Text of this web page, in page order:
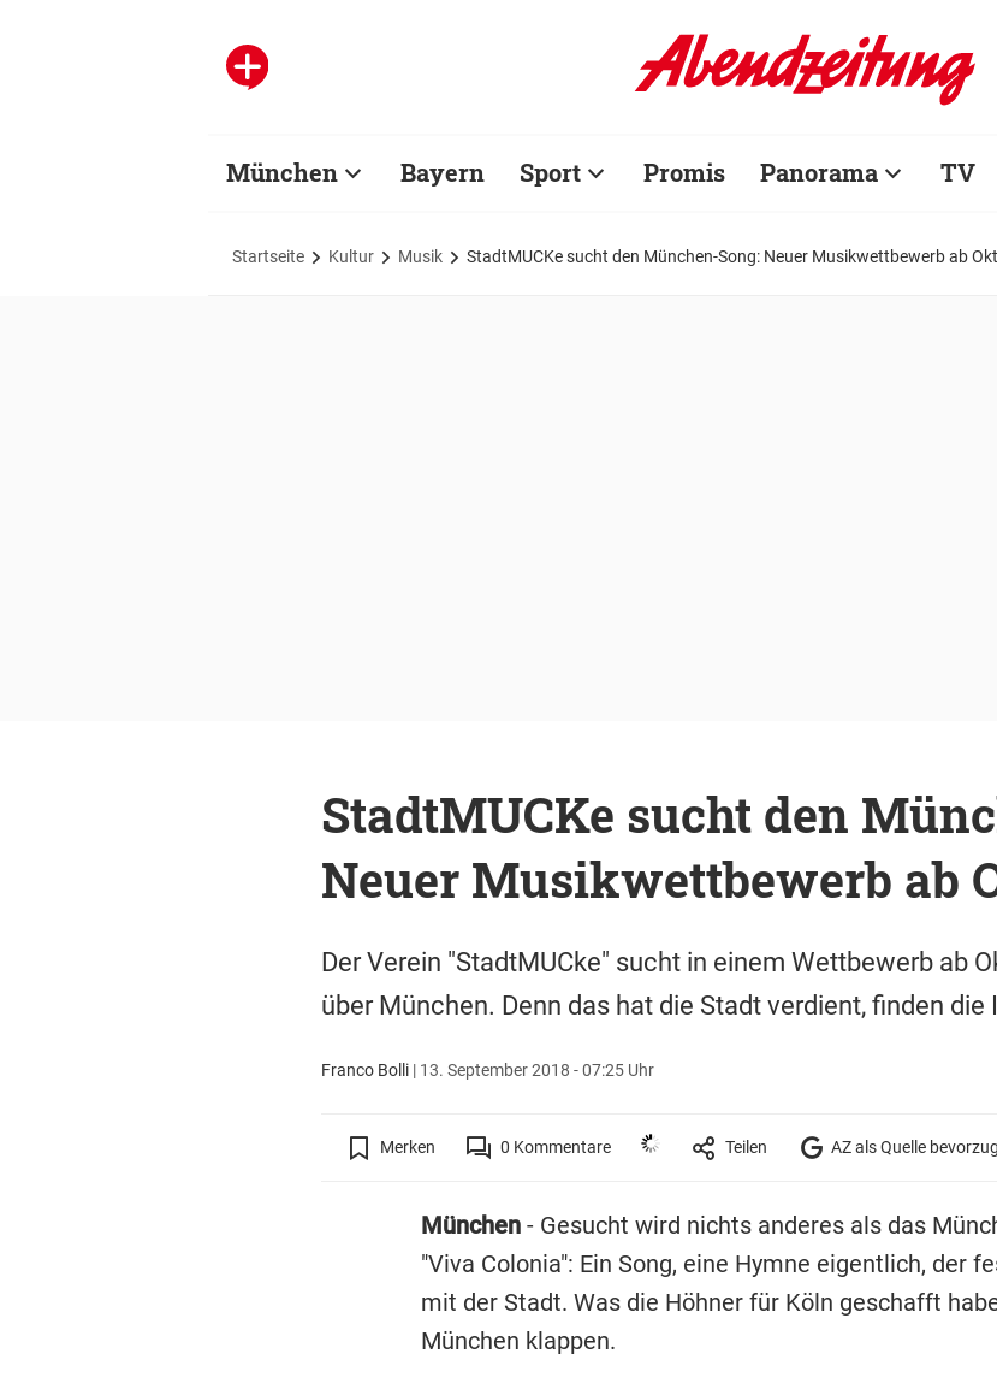
München Bayern Sport Promis Panorama TV
Startseite Kultur Musik StadtMUCKe sucht den München-Song: Neuer Musikwettbewerb ab
StadtMUCKe sucht den
Neuer Musikwettbewerb ab
Der Verein "StadtMUCke" sucht in einem Wettbewerb ab
über München. Denn das hat die Stadt verdient, finden die
Franco Bolli| 13. September 2018 - 07:25 Uhr
Merken 0 Kommentare Teilen AZ als Quelle
München- Gesucht wird nichts anderes als das
"Viva Colonia": Ein Song, eine Hymne eigentlich, der
mit der Stadt. Was die Höhner für Köln geschafft
München klappen.